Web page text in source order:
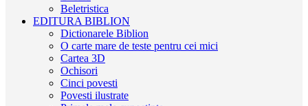
Beletristica
EDITURA BIBLION
Dictionarele Biblion
O carte mare de teste pentru cei mici
Cartea 3D
Ochisori
Cinci povesti
Povesti ilustrate